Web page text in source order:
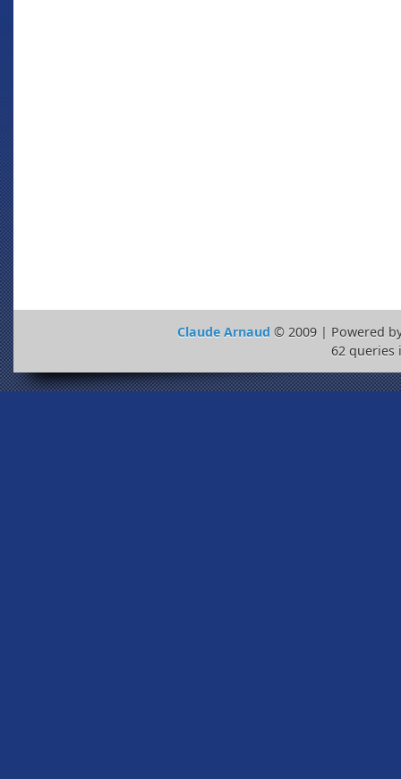
Claude Arnaud © 2009 | Powered
62 queries